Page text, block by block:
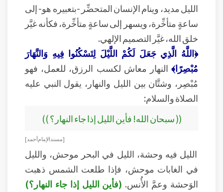
الليل مديد، وينام الإنسان المتحضِّر -بتعبيره هو- إلى
ساعةٍ متأخِّرة، ويسهر إلى ساعةٍ متأخِّرة، فكأنه غيَّر
خلق الله، غيَّر التصميم الإلهي.
﴿اللَّهُ الَّذِي جَعَلَ لَكُمْ اللَّيْلَ لِتَسْكُنُوا فِيهِ وَالنَّهَارَ
مُبْصِرًا﴾ النهار معاش لكسب الرزق، للعمل، فهو
مُبْصِر، وشتَّان بين الليل والنهار، يقول النبي عليه
الصلاة والسلام:
(( سبحان الله! فأين الليل إذا جاء النهار؟ ))
[ مسند الإمام أحمد ]
الليل فيه وحشة، الليل في البحر موحش، والليل
في الغابات موحش، فإذا طلعت الشمس ذهبت
الوَحشة وعمَّ الأُنس. (فأين الليل إذا جاء النهار؟)